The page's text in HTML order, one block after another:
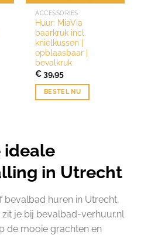
ACCESSORIES
Huur: MiaVia
baarkruk incl.
knielkussen |
opblaasbaar |
bevalkruk
€39,95
BESTEL NU
ideale
in Utrecht
bevalbad huren in Utrecht,
je bij bevalbad-verhuur.nl
de mooie grachten en